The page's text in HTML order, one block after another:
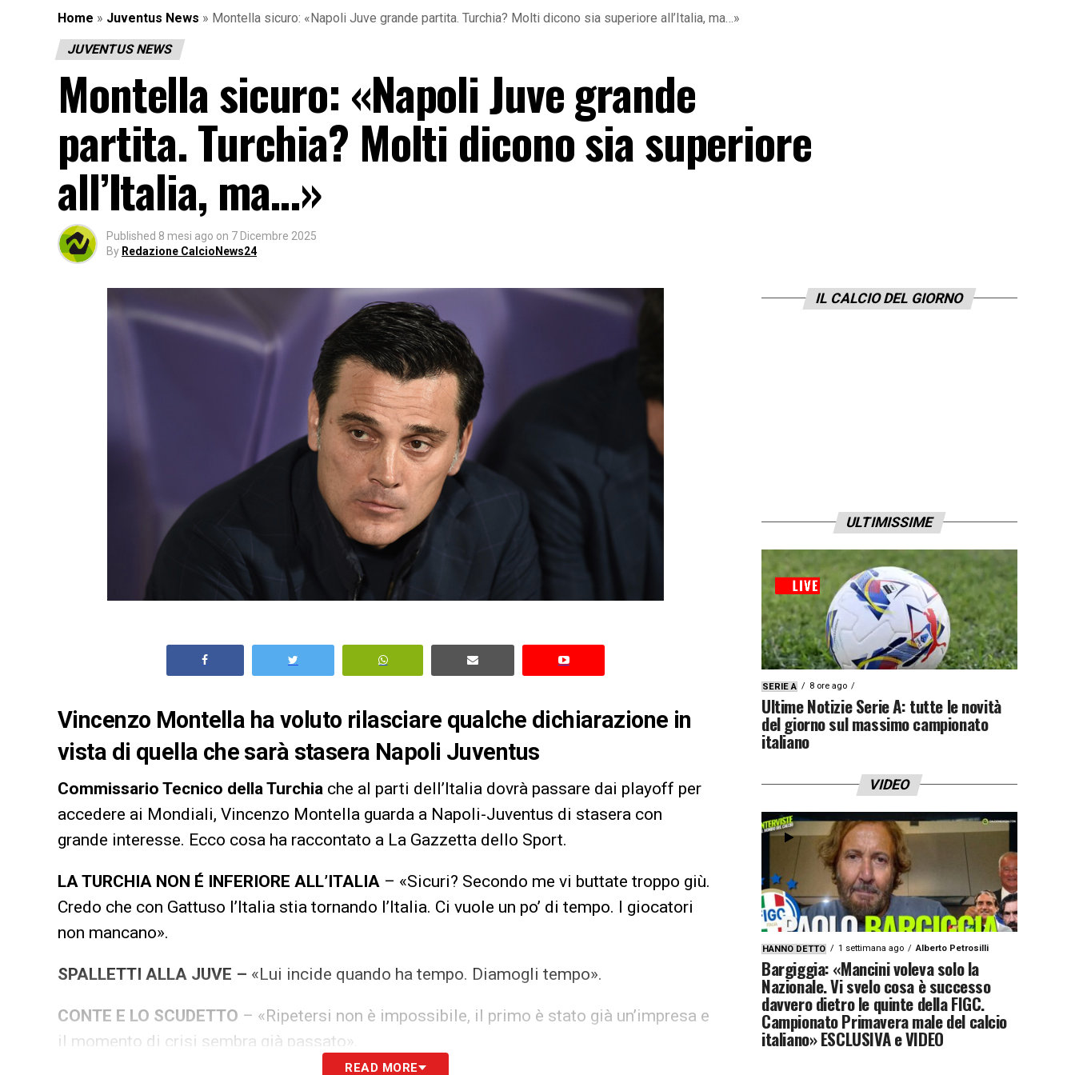
Home » Juventus News » Montella sicuro: «Napoli Juve grande partita. Turchia? Molti dicono sia superiore all’Italia, ma…»
JUVENTUS NEWS
Montella sicuro: «Napoli Juve grande
partita. Turchia? Molti dicono sia superiore
all’Italia, ma…»
Published 8 mesi ago on 7 Dicembre 2025
By Redazione CalcioNews24
Vincenzo Montella ha voluto rilasciare qualche dichiarazione in
vista di quella che sarà stasera Napoli Juventus
Commissario Tecnico della Turchia che al parti dell’Italia dovrà passare dai playoff per
accedere ai Mondiali, Vincenzo Montella guarda a Napoli-Juventus di stasera con
grande interesse. Ecco cosa ha raccontato a La Gazzetta dello Sport.
LA TURCHIA NON É INFERIORE ALL’ITALIA – «Sicuri? Secondo me vi buttate troppo giù.
Credo che con Gattuso l’Italia stia tornando l’Italia. Ci vuole un po’ di tempo. I giocatori
non mancano».
SPALLETTI ALLA JUVE – «Lui incide quando ha tempo. Diamogli tempo».
CONTE E LO SCUDETTO – «Ripetersi non è impossibile, il primo è stato già un’impresa e
il momento di crisi sembra già passato».
READ MORE
IL CALCIO DEL GIORNO
ULTIMISSIME
SERIE A 8 ore ago
Ultime Notizie Serie A: tutte le novità
del giorno sul massimo campionato
italiano
VIDEO
HANNO DETTO 1 settimana ago Alberto Petrosilli
Bargiggia: «Mancini voleva solo la
Nazionale. Vi svelo cosa è successo
davvero dietro le quinte della FIGC.
Campionato Primavera male del calcio
italiano» ESCLUSIVA e VIDEO